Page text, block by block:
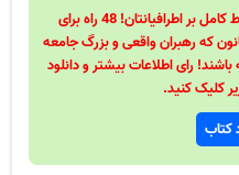
48 قانون قدرت! 48 فرمول برای تسلط کامل بر اطرافیانتان! 48 راه برای
گروه، جمع و زیر دستانتان! 48 قانون که رهبران واقعی و بزرگ جامعه
رای اطلاعات بیشتر و دانلود
کلیک کنید.
کتاب